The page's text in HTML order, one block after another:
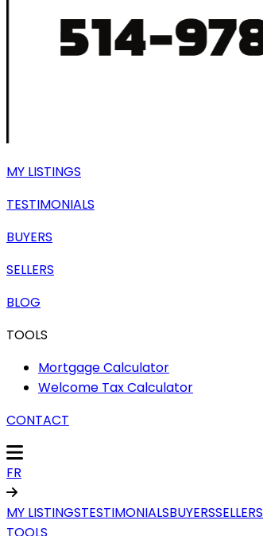
MY LISTINGS
TESTIMONIALS
BUYERS
SELLERS
BLOG
TOOLS
Mortgage Calculator
Welcome Tax Calculator
CONTACT
FR
MY LISTINGSTESTIMONIALSBUYERSSELLERS